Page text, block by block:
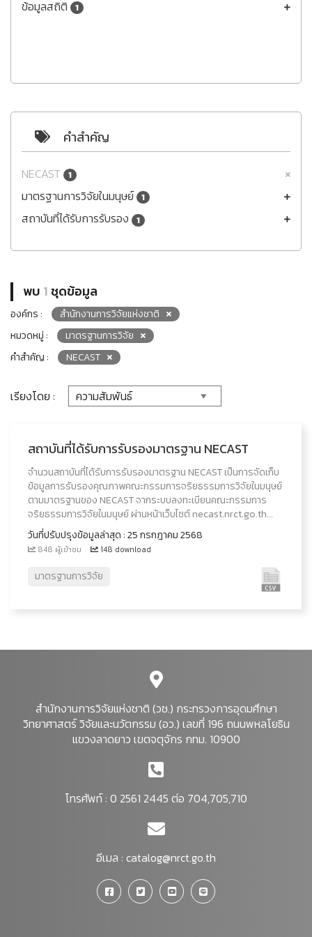
ข้อมูลสถิติ 1
คำสำคัญ
NECAST 1
มาตรฐานการวิจัยในมนุษย์ 1
สถาบันที่ได้รับการรับรอง 1
พบ 1ชุดข้อมูล
องค์กร :
สำนักงานการวิจัยแห่งชาติ
หมวดหมู่ :
มาตรฐานการวิจัย
คำสำคัญ :
NECAST
เรียงโดย :
สถาบันที่ได้รับการรับรองมาตรฐาน NECAST
จำนวนสถาบันที่ได้รับการรับรองมาตรฐาน NECAST เป็นการจัดเก็บ
ข้อมูลการรับรองคุณภาพคณะกรรมการจริยธรรมการวิจัยในมนุษย์
ตามมาตรฐานของ NECAST จากระบบลงทะเบียนคณะกรรมการ
จริยธรรมการวิจัยในมนุษย์ ผ่านหน้าเว็บไซต์ necast.nrct.go.th...
วันที่ปรับปรุงข้อมูลล่าสุด : 25 กรกฎาคม 2568
848 ผู้เข้าชม 148 download
มาตรฐานการวิจัย
สำนักงานการวิจัยแห่งชาติ (วช.) กระทรวงการอุดมศึกษา
วิทยาศาสตร์ วิจัยและนวัตกรรม (อว.) เลขที่ 196 ถนนพหลโยธิน
แขวงลาดยาว เขตจตุจักร กทม. 10900
โทรศัพท์ : 0 2561 2445 ต่อ 704,705,710
อีเมล : catalog@nrct.go.th